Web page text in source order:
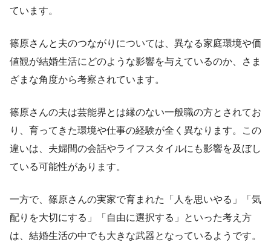
ています。
篠原さんと夫のつながりについては、異なる家庭環境や価
値観が結婚生活にどのような影響を与えているのか、さま
ざまな角度から考察されています。
篠原さんの夫は芸能界とは縁のない一般職の方とされてお
り、育ってきた環境や仕事の経験が全く異なります。この
違いは、夫婦間の会話やライフスタイルにも影響を及ぼし
ている可能性があります。
一方で、篠原さんの実家で育まれた「人を思いやる」「気
配りを大切にする」「自由に選択する」といった考え方
は、結婚生活の中でも大きな武器となっているようです。